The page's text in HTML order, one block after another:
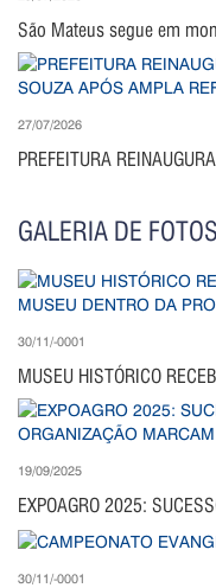
São Mateus segue em
27/07/2026
PREFEITURA
GALERIA DE FOTOS
30/11/-0001
MUSEU HISTÓRICO
19/09/2025
EXPOAGRO 2025:
30/11/-0001